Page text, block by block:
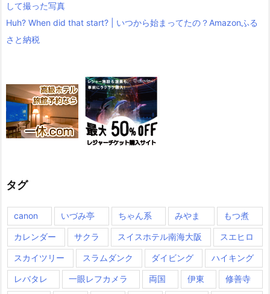
して撮った写真
Huh? When did that start? | いつから始まってたの？Amazonふる
さと納税
タグ
canon いづみ亭 ちゃん系 みやま もつ煮
カレンダー サクラ スイスホテル南海大阪 スエヒロ
スカイツリー スラムダンク ダイビング ハイキング
レバタレ 一眼レフカメラ 両国 伊東 修善寺